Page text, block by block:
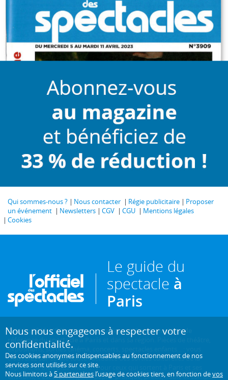
Qui sommes-nous ? Nous contacter Régie publicitaire
Proposer
un événement
Newsletters CGV CGU
Mentions légales
Cookies
Le guide du
spectacle à
Paris
Créé en 1946, L'Officiel des spectacles estl'hebdomadaire de
référence du spectacle à Paris
et dans sa région. Pièces de théâtre,
expositions, sorties cinéma, concerts, spectacles enfants... : vous
trouverez sur ce site toute l'actualité des sorties culturelles de la
capitale, et bien plus encore ! Pour ceux qui sortent à Paris et ses
environs, c'est aussi le guide papier pratique, précis, fiable et complet.
Nous nous engageons à respecter votre
confidentialité.
Des cookies anonymes indispensables au fonctionnement de nos
services sont utilisés sur ce site.
Nous limitons à5 partenaires l’usage de cookies tiers, en fonction devos